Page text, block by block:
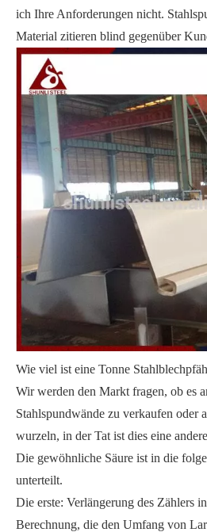
ich Ihre Anforderungen nicht.
Material zitieren blind gegenüber
Wie viel ist eine Tonne
Wir werden den Markt fragen, ob es
Stahlspundwände zu verkaufen oder
wurzeln, in der Tat ist dies eine
Die gewöhnliche Säure ist in die
unterteilt.
Die erste: Verlängerung des Zählers
Berechnung, die den Umfang von